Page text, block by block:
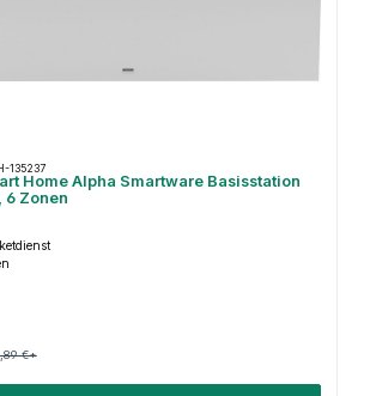
135237
Home Alpha Smartware Basisstation
6 Zonen
€*